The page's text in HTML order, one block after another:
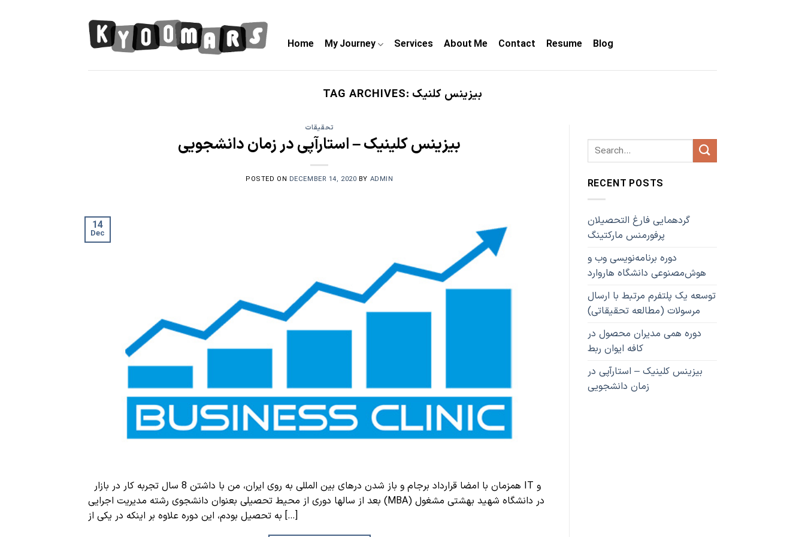
Home My Journey Services About Me Contact Resume Blog
TAG ARCHIVES: بیزینس کلنیک
تحقیقات
بیزینس کلینیک – استارآپی در زمان دانشجویی
POSTED ON DECEMBER 14, 2020 BY ADMIN
14
Dec
بعد از سالها دوری از محیط تحصیلی بعنوان دانشجوی رشته مدیریت اجرایی (MBA) در دانشگاه شهید بهشتی مشغول
به تحصیل بودم، این دوره علاوه بر اینکه در یکی از […]
RECENT POSTS
گردهمایی فارغ التحصیلان
پرفورمنس مارکتینگ
دوره برنامه‌نویسی وب و
هوش‌مصنوعی دانشگاه هاروارد
توسعه یک پلتفرم مرتبط با ارسال
مرسولات (مطالعه تحقیقاتی)
دوره همی مدیران محصول در
کافه ایوان ربط
بیزینس کلینیک – استارآپی در
زمان دانشجویی